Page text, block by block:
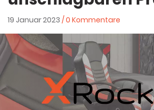
19 Januar 2023 / 0 Kommentare